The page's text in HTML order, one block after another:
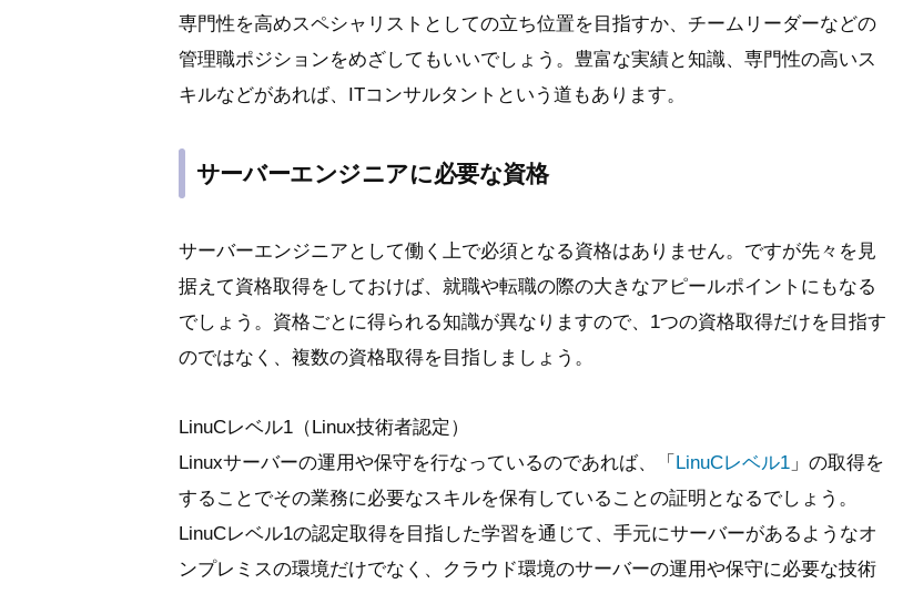
専門性を高めスペシャリストとしての立ち位置を目指すか、チームリーダーなどの
管理職ポジションをめざしてもいいでしょう。豊富な実績と知識、専門性の高いス
キルなどがあれば、ITコンサルタントという道もあります。
サーバーエンジニアに必要な資格
サーバーエンジニアとして働く上で必須となる資格はありません。ですが先々を見
据えて資格取得をしておけば、就職や転職の際の大きなアピールポイントにもなる
でしょう。資格ごとに得られる知識が異なりますので、1つの資格取得だけを目指す
のではなく、複数の資格取得を目指しましょう。
LinuCレベル1（Linux技術者認定）
Linuxサーバーの運用や保守を行なっているのであれば、「 LinuCレベル1」の取得を
することでその業務に必要なスキルを保有していることの証明となるでしょう。
LinuCレベル1の認定取得を目指した学習を通じて、手元にサーバーがあるようなオ
ンプレミスの環境だけでなく、クラウド環境のサーバーの運用や保守に必要な技術